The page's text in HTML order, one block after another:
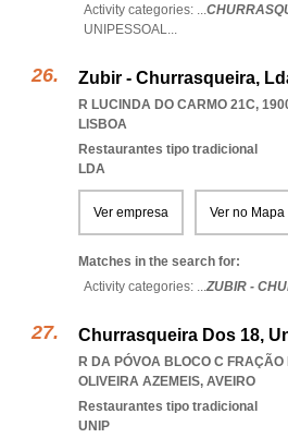
Activity categories: ...
UNIPESSOAL...
Zubir - Churrasqueira,
R LUCINDA DO CARMO 21C,
LISBOA
Restaurantes tipo tradicional
LDA
Ver empresa Ver no Mapa
Matches in the search for:
Activity categories: ...ZUBIR -
Churrasqueira Dos 18,
R DA PÓVOA BLOCO C
OLIVEIRA AZEMEIS, AVEIRO
Restaurantes tipo tradicional
UNIP